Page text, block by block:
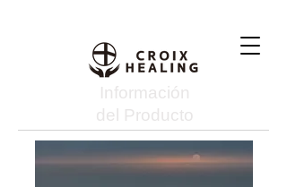
Información
del Producto